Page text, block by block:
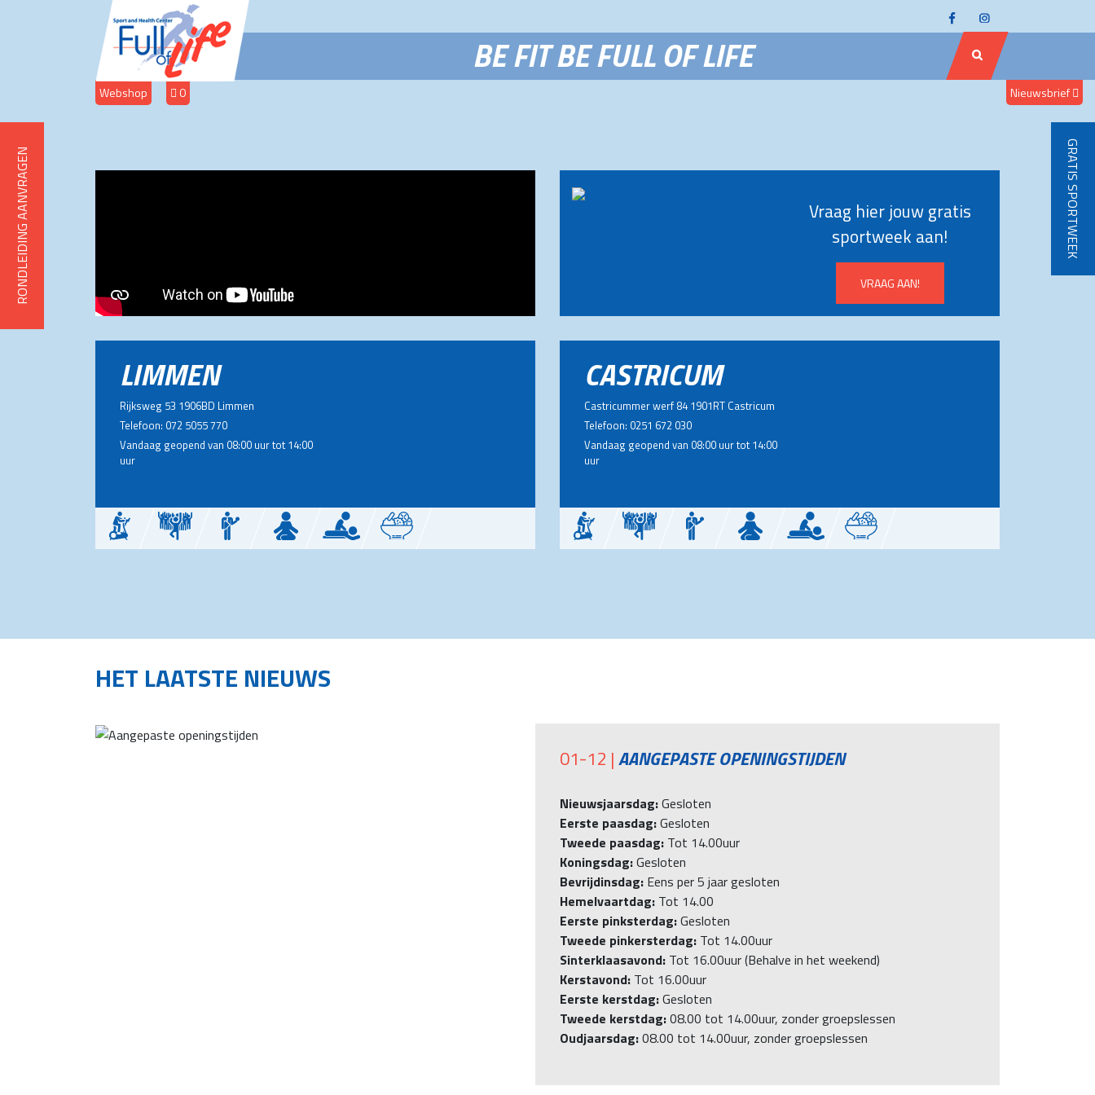
BE FIT BE FULL OF LIFE
Webshop 0 Nieuwsbrief
Vraag hier jouw gratis
sportweek aan!
VRAAG AAN!
LIMMEN
Rijksweg 53 1906BD Limmen
Telefoon: 072 5055 770
Vandaag geopend van 08:00 uur tot 14:00
uur
CASTRICUM
Castricummer werf 84 1901RT Castricum
Telefoon: 0251 672 030
Vandaag geopend van 08:00 uur tot 14:00
uur
RONDLEIDING
AANVRAGEN GRATIS SPORTWEEK
HET LAATSTE NIEUWS
01-12 |AANGEPASTE OPENINGSTIJDEN
Nieuwsjaarsdag:Gesloten
Eerste paasdag:Gesloten
Tweede paasdag: Tot 14.00uur
Koningsdag:Gesloten
Bevrijdinsdag: Eens per 5 jaar gesloten
Hemelvaartdag: Tot 14.00
Eerste pinksterdag:Gesloten
Tweede pinkersterdag: Tot 14.00uur
Sinterklaasavond: Tot 16.00uur (Behalve in het weekend)
Kerstavond: Tot 16.00uur
Eerste kerstdag:Gesloten
Tweede kerstdag:08.00 tot 14.00uur, zonder groepslessen
Oudjaarsdag:08.00 tot 14.00uur, zonder groepslessen